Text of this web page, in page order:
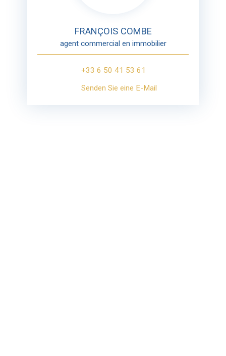
FRANÇOIS COMBE
agent commercial en immobilier
+33 6 50 41 53 61
Senden Sie eine E-Mail